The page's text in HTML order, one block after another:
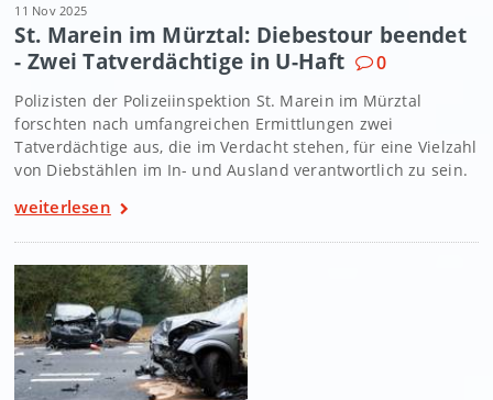
11 Nov 2025
St. Marein im Mürztal: Diebestour beendet
- Zwei Tatverdächtige in U-Haft
0
Polizisten der Polizeiinspektion St. Marein im Mürztal
forschten nach umfangreichen Ermittlungen zwei
Tatverdächtige aus, die im Verdacht stehen, für eine Vielzahl
von Diebstählen im In- und Ausland verantwortlich zu sein.
weiterlesen